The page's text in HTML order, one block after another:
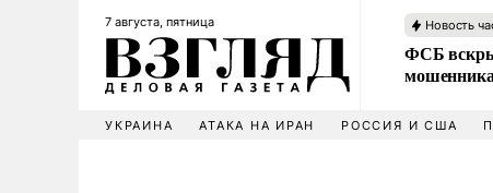
7 августа, пятница Новость
ФСБ
УКРАИНА АТАКА НА ИРАН РОССИЯ И США